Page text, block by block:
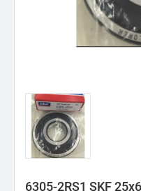
6305-2RS1 SKF